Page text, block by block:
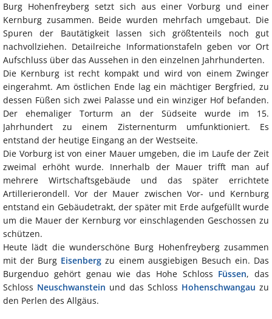
Burg Hohenfreyberg setzt sich aus einer Vorburg und einer
Kernburg zusammen. Beide wurden mehrfach umgebaut. Die
Spuren der Bautätigkeit lassen sich größtenteils noch gut
nachvollziehen. Detailreiche Informationstafeln geben vor Ort
Aufschluss über das Aussehen in den einzelnen Jahrhunderten.
Die Kernburg ist recht kompakt und wird von einem Zwinger
eingerahmt. Am östlichen Ende lag ein mächtiger Bergfried, zu
dessen Füßen sich zwei Palasse und ein winziger Hof befanden.
Der ehemaliger Torturm an der Südseite wurde im 15.
Jahrhundert zu einem Zisternenturm umfunktioniert. Es
entstand der heutige Eingang an der Westseite.
Die Vorburg ist von einer Mauer umgeben, die im Laufe der Zeit
zweimal erhöht wurde. Innerhalb der Mauer trifft man auf
mehrere Wirtschaftsgebäude und das später errichtete
Artillerierondell. Vor der Mauer zwischen Vor- und Kernburg
entstand ein Gebäudetrakt, der später mit Erde aufgefüllt wurde
um die Mauer der Kernburg vor einschlagenden Geschossen zu
schützen.
Heute lädt die wunderschöne Burg Hohenfreyberg zusammen
mit der Burg Eisenberg zu einem ausgiebigen Besuch ein. Das
Burgenduo gehört genau wie das Hohe Schloss Füssen, das
Schloss Neuschwanstein und das Schloss Hohenschwangau zu
den Perlen des Allgäus.